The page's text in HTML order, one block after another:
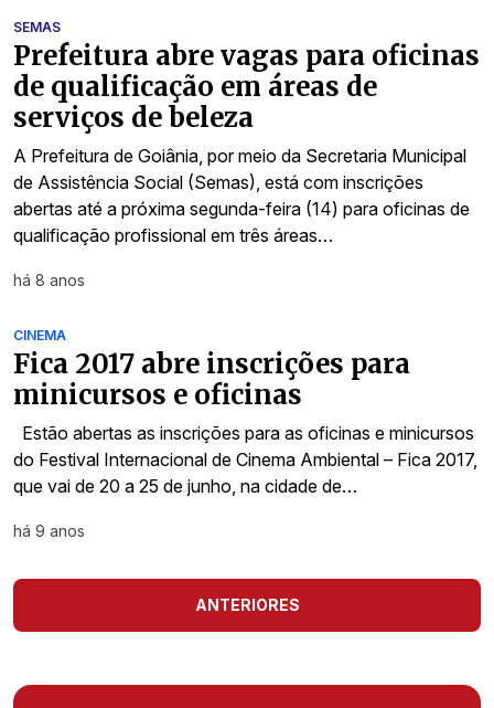
SEMAS
Prefeitura abre vagas para oficinas
de qualificação em áreas de
serviços de beleza
A Prefeitura de Goiânia, por meio da Secretaria Municipal
de Assistência Social (Semas), está com inscrições
abertas até a próxima segunda-feira (14) para oficinas de
qualificação profissional em três áreas…
há 8 anos
CINEMA
Fica 2017 abre inscrições para
minicursos e oficinas
Estão abertas as inscrições para as oficinas e minicursos
do Festival Internacional de Cinema Ambiental – Fica 2017,
que vai de 20 a 25 de junho, na cidade de…
há 9 anos
ANTERIORES